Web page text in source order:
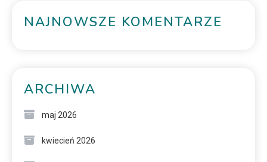
NAJNOWSZE KOMENTARZE
ARCHIWA
maj 2026
kwiecień 2026